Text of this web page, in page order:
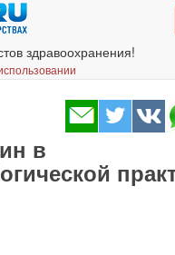
здравоохранения!
в